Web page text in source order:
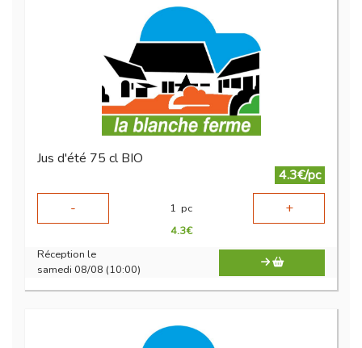
Jus d'été 75 cl BIO
4.3€/pc
-
1 pc +
4.3€
Réception le
samedi 08/08 (10:00)